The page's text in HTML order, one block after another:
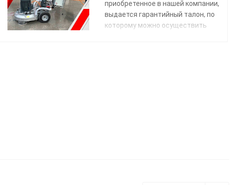
приобретенное в нашей компании,
выдается гарантийный талон, по
которому можно осуществить